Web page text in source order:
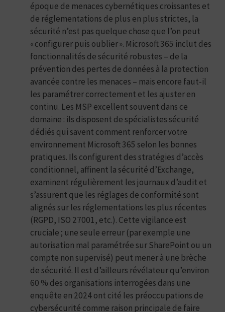
époque de menaces cybernétiques croissantes et
de réglementations de plus en plus strictes, la
sécurité n’est pas quelque chose que l’on peut
« configurer puis oublier ». Microsoft 365 inclut des
fonctionnalités de sécurité robustes – de la
prévention des pertes de données à la protection
avancée contre les menaces – mais encore faut-il
les paramétrer correctement et les ajuster en
continu. Les MSP excellent souvent dans ce
domaine : ils disposent de spécialistes sécurité
dédiés qui savent comment renforcer votre
environnement Microsoft 365 selon les bonnes
pratiques. Ils configurent des stratégies d’accès
conditionnel, affinent la sécurité d’Exchange,
examinent régulièrement les journaux d’audit et
s’assurent que les réglages de conformité sont
alignés sur les réglementations les plus récentes
(RGPD, ISO 27001, etc.). Cette vigilance est
cruciale ; une seule erreur (par exemple une
autorisation mal paramétrée sur SharePoint ou un
compte non supervisé) peut mener à une brèche
de sécurité. Il est d’ailleurs révélateur qu’environ
60 % des organisations interrogées dans une
enquête en 2024 ont cité les préoccupations de
cybersécurité comme raison principale de faire